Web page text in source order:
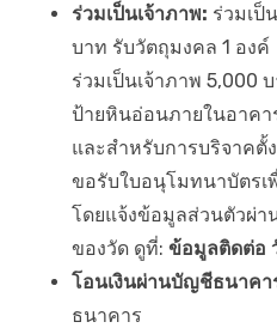
ร่วมเป็นเจ้าภาพ: ร่วมเป็
บาท รับวัตถุมงคล 1 องค์
ร่วมเป็นเจ้าภาพ 5,000
ป้ายหินอ่อนภายในอาคา
และสำหรับการบริจาคตั้
ขอรับใบอนุโมทนาบัตร
โดยแจ้งข้อมูลส่วนตัวผ่า
ของวัด ดูที่: ข้อมูลติดต่อ
โอนเงินผ่านบัญชีธนาคา
ธนาคาร